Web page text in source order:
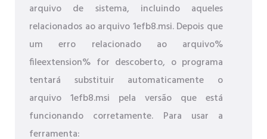
arquivo de sistema, incluindo aqueles
relacionados ao arquivo 1efb8.msi. Depois que
um erro relacionado ao arquivo%
fileextension% for descoberto, o programa
tentará substituir automaticamente o
arquivo 1efb8.msi pela versão que está
funcionando corretamente. Para usar a
ferramenta: